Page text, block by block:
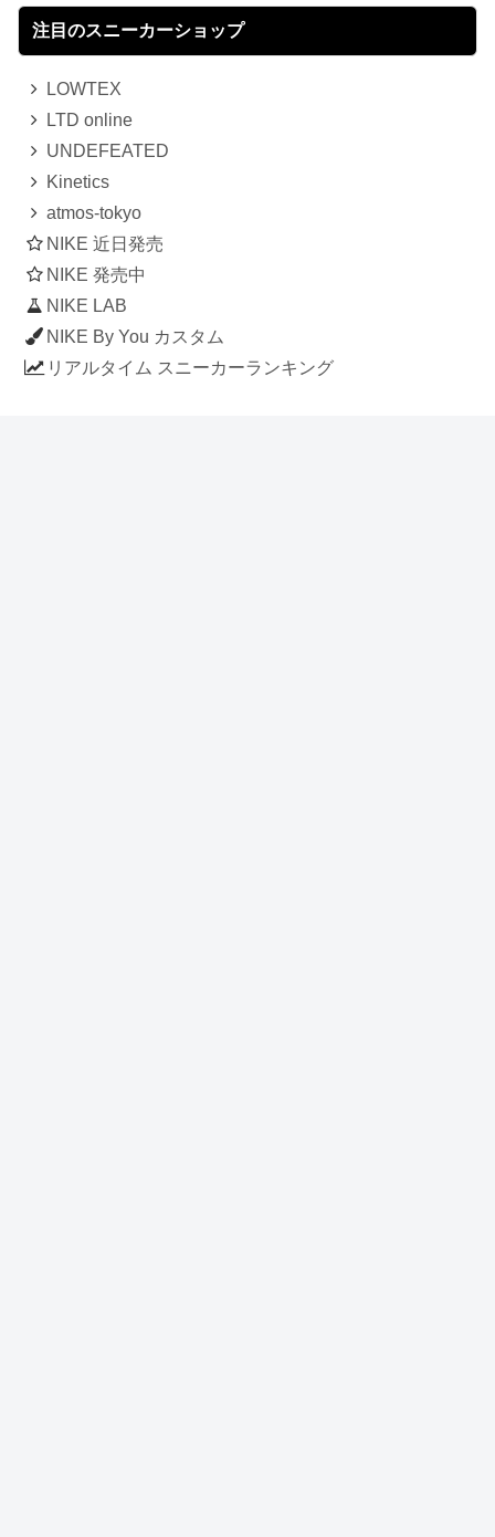
注目のスニーカーショップ
LOWTEX
LTD online
UNDEFEATED
Kinetics
atmos-tokyo
NIKE 近日発売
NIKE 発売中
NIKE LAB
NIKE By You カスタム
リアルタイム スニーカーランキング